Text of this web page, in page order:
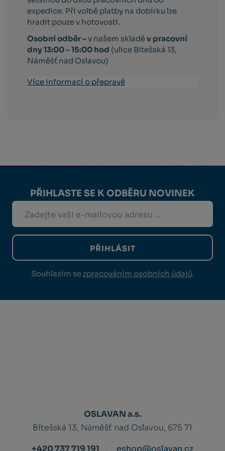
expedice. Při volbě platby na dobírku lze
hradit pouze v hotovosti.
Osobní odběr –v našem skladěv pracovní
dny 13:00 – 15:00 hod (ulice Bítešská 13,
Náměšť nad Oslavou)
Více informací o přepravě
PŘIHLASTE SE K ODBĚRU NOVINEK
PŘIHLÁSIT
Souhlasím se zpracováním osobních údajů.
OSLAVAN a.s.
Bítešská 13, Náměšť nad Oslavou, 675 71
+420 737 719 191
eshop@oslavan.cz